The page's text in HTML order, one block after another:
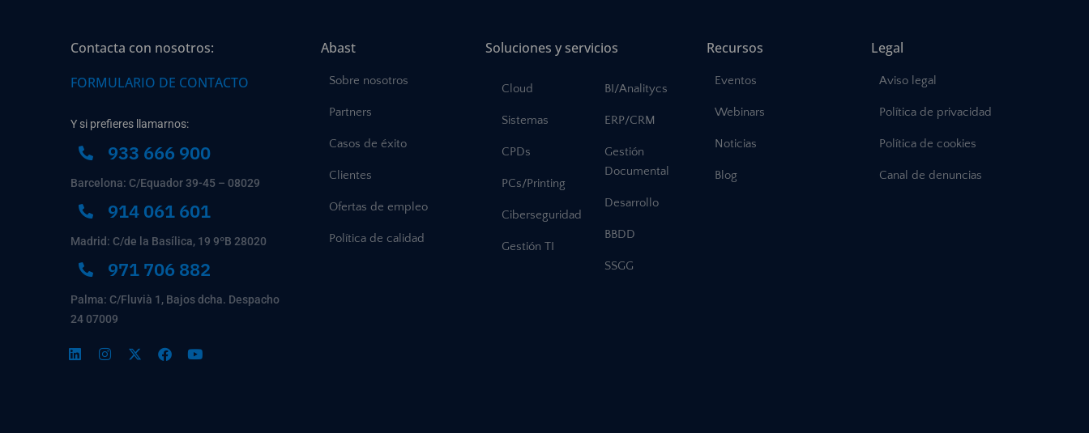
Contacta con nosotros:
FORMULARIO DE CONTACTO
Y si prefieres llamarnos:
933 666 900
Barcelona: C/Equador 39-45 – 08029
914 061 601
Madrid: C/de la Basílica, 19 9ºB 28020
971 706 882
Palma: C/Fluvià 1, Bajos dcha. Despacho
24 07009
Abast
Sobre nosotros
Partners
Casos de éxito
Clientes
Ofertas de empleo
Política de calidad
Soluciones y servicios
Cloud
Sistemas
CPDs
PCs/Printing
Ciberseguridad
Gestión TI
BI/Analitycs
ERP/CRM
Gestión
Documental
Desarrollo
BBDD
SSGG
Recursos
Eventos
Webinars
Noticias
Blog
Legal
Aviso legal
Política de privacidad
Política de cookies
Canal de denuncias